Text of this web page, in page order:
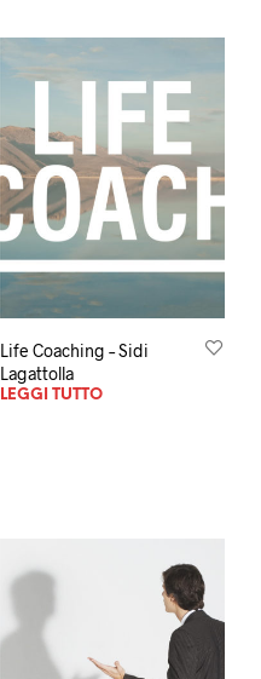
Life Coaching – Sidi
Lagattolla
LEGGI TUTTO